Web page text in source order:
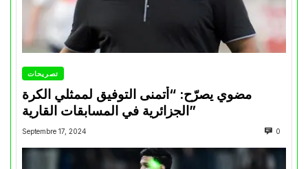
تصريحات
مضوي يصرّح: “أتمنى التوفيق لممثلي الكرة
الجزائرية في المسابقات القارية”
Septembre 17, 2024 0